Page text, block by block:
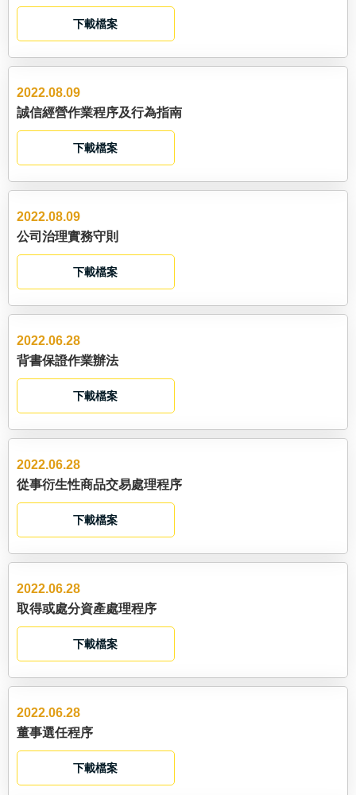
下載檔案
2022.08.09
誠信經營作業程序及行為指南
下載檔案
2022.08.09
公司治理實務守則
下載檔案
2022.06.28
背書保證作業辦法
下載檔案
2022.06.28
從事衍生性商品交易處理程序
下載檔案
2022.06.28
取得或處分資產處理程序
下載檔案
2022.06.28
董事選任程序
下載檔案